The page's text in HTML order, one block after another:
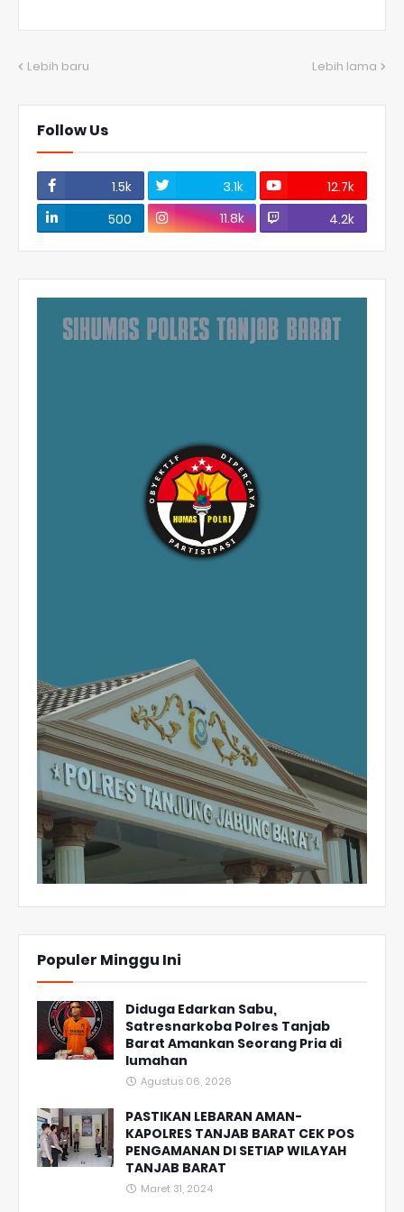
Lebih baru Lebih lama
Follow Us
1.5k 3.1k
12.7k
500
11.8k 4.2k
Populer Minggu Ini
Diduga Edarkan Sabu,
Satresnarkoba Polres Tanjab
Barat Amankan Seorang Pria di
lumahan
Agustus 06, 2026
PASTIKAN LEBARAN AMAN-
KAPOLRES TANJAB BARAT CEK POS
PENGAMANAN DI SETIAP WILAYAH
TANJAB BARAT
Maret 31, 2024